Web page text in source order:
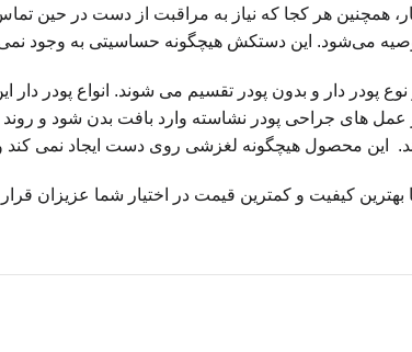
هر کجا که نیاز به مراقبت از دست در حین
می‌شود. این دستکش هیچگونه حساسیتی به وجود
پودر دار و بدون پودر تقسیم می شوند. انواع پودر
جراحی پودر نشاسته وارد بافت بدن شود و روند
این محصول هیچگونه لغزشی روی دست ایجاد نمی
کیفیت و کمترین قیمت در اختیار شما عزیزان قرار